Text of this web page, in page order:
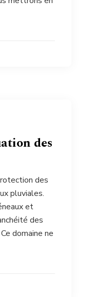
des
des
pluviales.
et
des
domaine ne